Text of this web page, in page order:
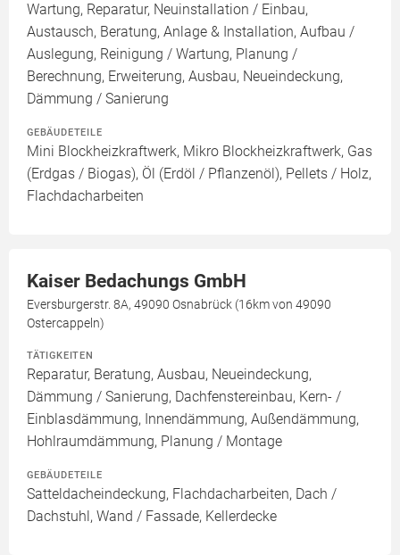
Wartung, Reparatur, Neuinstallation / Einbau,
Austausch, Beratung, Anlage & Installation, Aufbau /
Auslegung, Reinigung / Wartung, Planung /
Berechnung, Erweiterung, Ausbau, Neueindeckung,
Dämmung / Sanierung
GEBÄUDETEILE
Mini Blockheizkraftwerk, Mikro Blockheizkraftwerk, Gas
(Erdgas / Biogas), Öl (Erdöl / Pflanzenöl), Pellets / Holz,
Flachdacharbeiten
Kaiser Bedachungs GmbH
Eversburgerstr. 8A, 49090 Osnabrück (16km von 49090
Ostercappeln)
TÄTIGKEITEN
Reparatur, Beratung, Ausbau, Neueindeckung,
Dämmung / Sanierung, Dachfenstereinbau, Kern- /
Einblasdämmung, Innendämmung, Außendämmung,
Hohlraumdämmung, Planung / Montage
GEBÄUDETEILE
Satteldacheindeckung, Flachdacharbeiten, Dach /
Dachstuhl, Wand / Fassade, Kellerdecke